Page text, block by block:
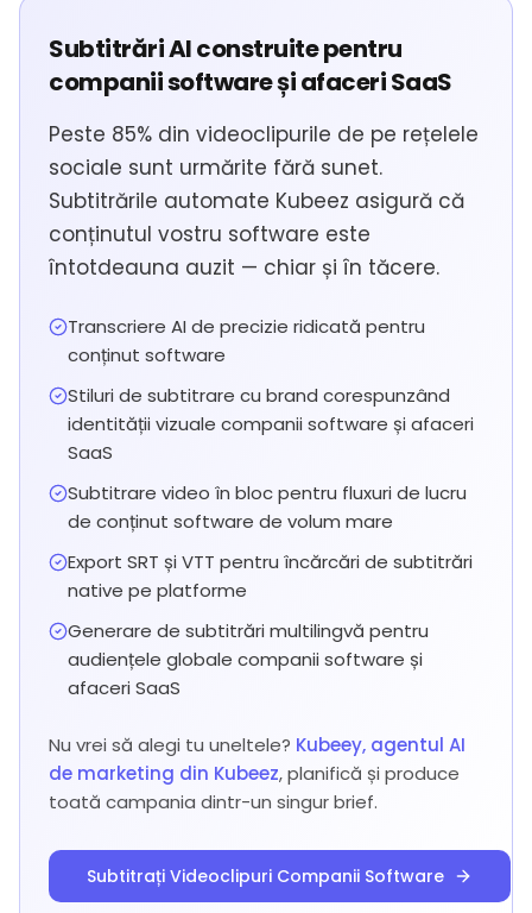
Subtitrări AI construite pentru
companii software și afaceri SaaS
Peste 85% din videoclipurile de pe rețelele
sociale sunt urmărite fără sunet.
Subtitrările automate Kubeez asigură că
conținutul vostru software este
întotdeauna auzit — chiar și în tăcere.
Transcriere AI de precizie ridicată pentru
conținut software
Stiluri de subtitrare cu brand corespunzând
identității vizuale companii software și afaceri
SaaS
Subtitrare video în bloc pentru fluxuri de lucru
de conținut software de volum mare
Export SRT și VTT pentru încărcări de subtitrări
native pe platforme
Generare de subtitrări multilingvă pentru
audiențele globale companii software și
afaceri SaaS
Nu vrei să alegi tu uneltele? Kubeey, agentul AI
de marketing din Kubeez, planifică și produce
toată campania dintr-un singur brief.
Subtitrați Videoclipuri Companii Software